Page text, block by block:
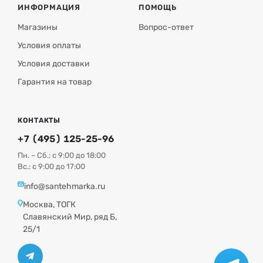
ИНФОРМАЦИЯ
Магазины
Условия оплаты
Условия доставки
Гарантия на товар
ПОМОЩЬ
Вопрос-ответ
КОНТАКТЫ
+7 (495) 125-25-96
Пн. – Сб.: с 9:00 до 18:00
Вс.: с 9:00 до 17:00
info@santehmarka.ru
Москва, ТОГК
Славянский Мир, ряд Б,
25/1